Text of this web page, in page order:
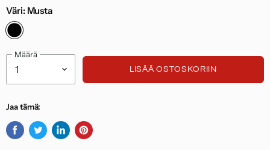
alueelta 14,95 euroa.
Väri: Musta
Määrä
LISÄÄ OSTOSKORIIN
Jaa tämä:
Jaa
Twiittaa
Jaa
Kiinnitä